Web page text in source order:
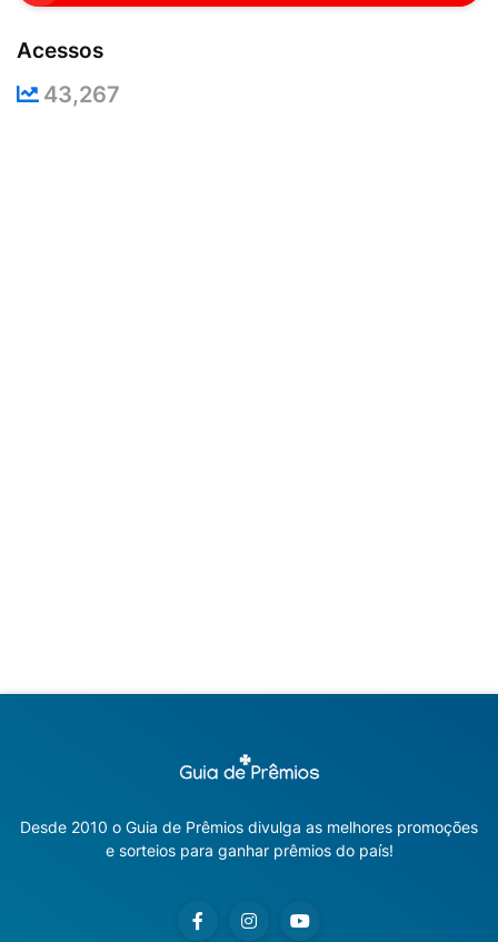
Acessos
43,267
Desde 2010 o Guia de Prêmios divulga as melhores promoções
e sorteios para ganhar prêmios do país!